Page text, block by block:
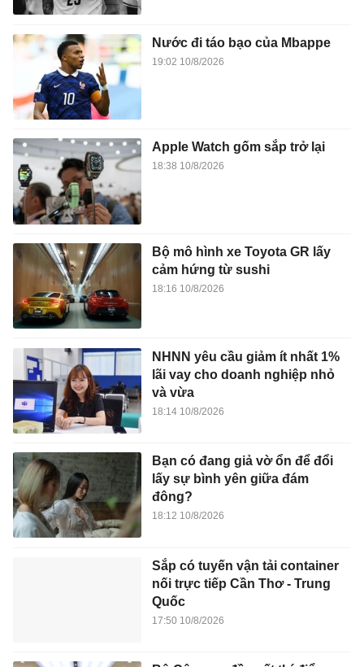
Nước đi táo bạo của Mbappe
19:02 10/8/2026
Apple Watch gốm sắp trở lại
18:38 10/8/2026
Bộ mô hình xe Toyota GR lấy
cảm hứng từ sushi
18:16 10/8/2026
NHNN yêu cầu giảm ít nhất 1%
lãi vay cho doanh nghiệp nhỏ
và vừa
18:14 10/8/2026
Bạn có đang giả vờ ổn để đổi
lấy sự bình yên giữa đám
đông?
18:12 10/8/2026
Sắp có tuyến vận tải container
nối trực tiếp Cần Thơ - Trung
Quốc
17:50 10/8/2026